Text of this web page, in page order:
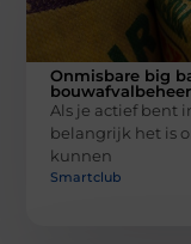
Onmisbare big
bouwafvalbeheer
Als je actief bent
belangrijk het is
kunnen
Smartclub